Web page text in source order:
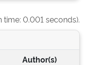
time: 0.001 seconds).
Author(s)